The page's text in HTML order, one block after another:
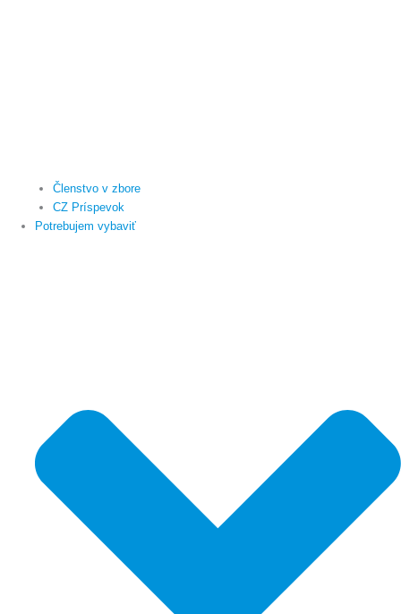
Členstvo v zbore
CZ Príspevok
Potrebujem vybaviť